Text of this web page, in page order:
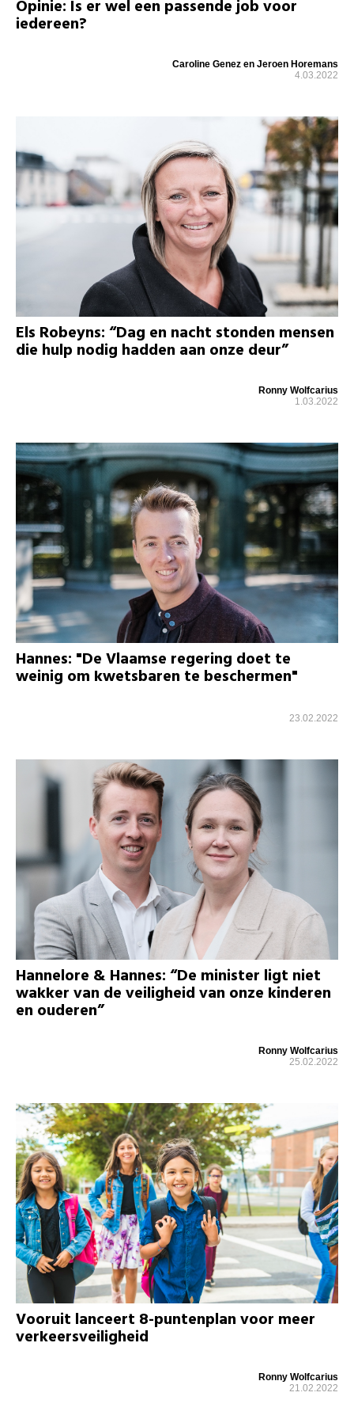
Opinie: Is er wel een passende job voor
iedereen?
Caroline Genez en Jeroen Horemans
4.03.2022
Els Robeyns: “Dag en nacht stonden mensen
die hulp nodig hadden aan onze deur”
Ronny Wolfcarius
1.03.2022
Hannes: "De Vlaamse regering doet te
weinig om kwetsbaren te beschermen"
23.02.2022
Hannelore & Hannes: “De minister ligt niet
wakker van de veiligheid van onze kinderen
en ouderen”
Ronny Wolfcarius
25.02.2022
Vooruit lanceert 8-puntenplan voor meer
verkeersveiligheid
Ronny Wolfcarius
21.02.2022